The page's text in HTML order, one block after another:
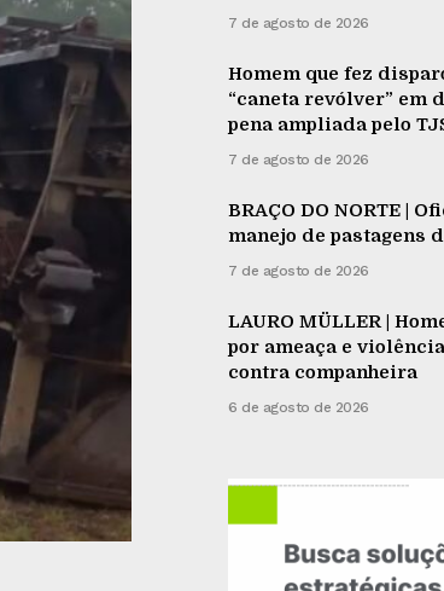
7 de agosto de 2026
Homem que fez
“caneta revólver” em
pena ampliada pelo
7 de agosto de 2026
BRAÇO DO NORTE |
manejo de pastagens
7 de agosto de 2026
LAURO MÜLLER |
por ameaça e
contra companheira
6 de agosto de 2026